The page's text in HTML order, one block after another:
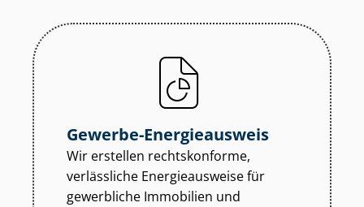
Gewerbe-Energieausweis
Wir erstellen rechtskonforme,
verlässliche Energieausweise für
gewerbliche Immobilien und